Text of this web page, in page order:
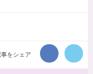
事をシェア